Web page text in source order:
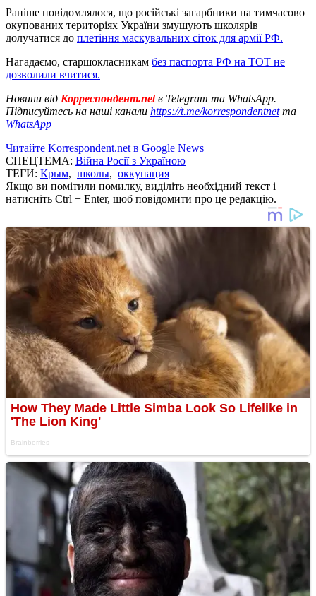
Раніше повідомлялося, що російські загарбники на тимчасово
окупованих територіях України змушують школярів
долучатися до плетіння маскувальних сіток для армії РФ.
Нагадаємо, старшокласникам без паспорта РФ на ТОТ не
дозволили вчитися.
Новини від Корреспондент.netв Telegram та WhatsApp.
Підписуйтесь на наші канали https://t.me/korrespondentnetта
WhatsApp
Читайте Korrespondent.net в Google News
СПЕЦТЕМА: Війна Росії з Україною
ТЕГИ: Крым, школы, оккупация
Якщо ви помітили помилку, виділіть необхідний текст і
натисніть Ctrl + Enter, щоб повідомити про це редакцію.